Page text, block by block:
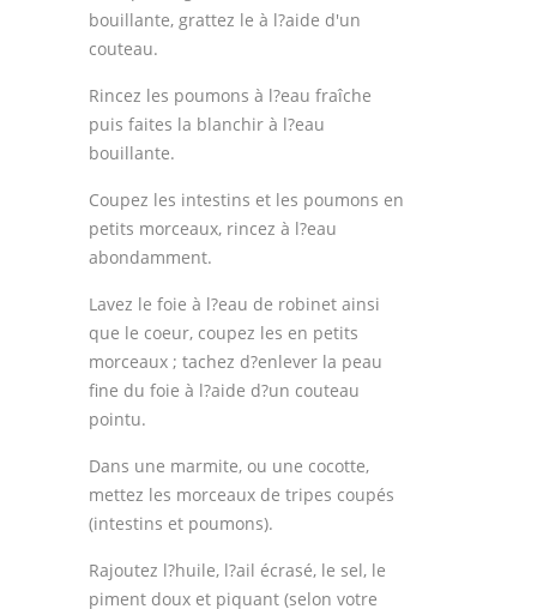
bouillante, grattez le à l?aide d'un
couteau.
Rincez les poumons à l?eau fraîche
puis faites la blanchir à l?eau
bouillante.
Coupez les intestins et les poumons en
petits morceaux, rincez à l?eau
abondamment.
Lavez le foie à l?eau de robinet ainsi
que le coeur, coupez les en petits
morceaux ; tachez d?enlever la peau
fine du foie à l?aide d?un couteau
pointu.
Dans une marmite, ou une cocotte,
mettez les morceaux de tripes coupés
(intestins et poumons).
Rajoutez l?huile, l?ail écrasé, le sel, le
piment doux et piquant (selon votre